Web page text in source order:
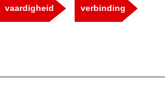
vaardigheid verbinding